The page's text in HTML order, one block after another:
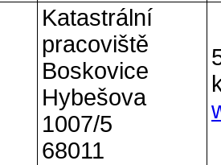
Katastrální
pracoviště
Boskovice
Hybešova
1007/5
68011